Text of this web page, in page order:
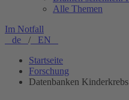
Alle Themen
Im Notfall
de / EN
Startseite
Forschung
Datenbanken Kinderkrebs